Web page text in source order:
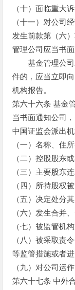
（十）面临重大诉
（十一）对公司
发生前款第（六
管理公司应当书
基金管理公司
件的，应当立即
机构报告。
第六十六条 基金
当书面通知公司
中国证监会派出机
（一）名称、住所
（二）控股股东
（三）主要股东
（四）所持股权
（五）决定处分其
（六）发生合并
（七）被监管机
（八）被采取责
等监管措施或者
（九）对公司
第六十七条 中外